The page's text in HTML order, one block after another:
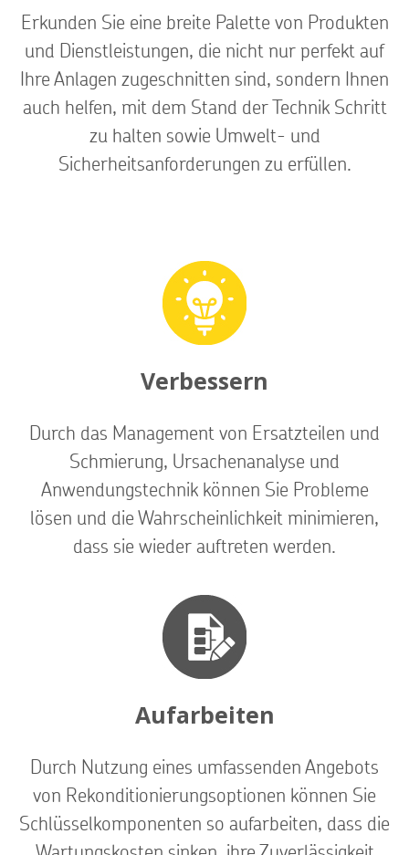
Erkunden Sie eine breite Palette von Produkten
und Dienstleistungen, die nicht nur perfekt auf
Ihre Anlagen zugeschnitten sind, sondern Ihnen
auch helfen, mit dem Stand der Technik Schritt
zu halten sowie Umwelt- und
Sicherheitsanforderungen zu erfüllen.
Verbessern
Durch das Management von Ersatzteilen und
Schmierung, Ursachenanalyse und
Anwendungstechnik können Sie Probleme
lösen und die Wahrscheinlichkeit minimieren,
dass sie wieder auftreten werden.
Aufarbeiten
Durch Nutzung eines umfassenden Angebots
von Rekonditionierungsoptionen können Sie
Schlüsselkomponenten so aufarbeiten, dass die